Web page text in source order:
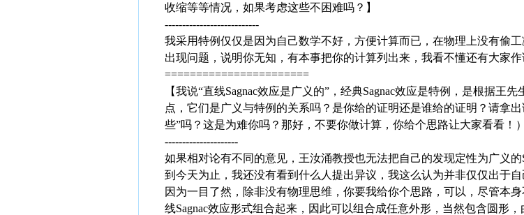
收缩等等情况，如果考虑这些不困难吗？】
---------------------------
我采用特例仅仅是因为自己数学不好，方便计算而已，在物理上没有偷
出现问题，说明你无知，有本事把你的计算列出来，我看不懂还有大家
=======================
【我说“直线Sagnac效应是广义的”，经典Sagnac效应是特例，是根据王
点，它们是广义与特例的关系吗？是你给的证明还是谁给的证明？请拿
些”吗？这是为难你吗？那好，不要你做计算，你给个思路让大家看看！）
---------------------
如果相对论有不同的意见，王汝涌教授也无法把自己的发现定性为广义的
到今天为止，我还没有看到什么人提出异议，我这么认为并非仅仅出于
因为一目了然，除非没有物理思维，你要我给你个思路，可以，尽管本
线Sagnac效应形式组合起来，因此可以组合成任意外形，当然包含圆形